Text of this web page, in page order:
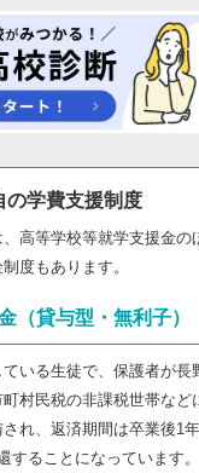
の学費支援制度
高等学校等就学支援金の
度もあります。
（貸与型・無利子）
いる生徒で、保護者が長
村民税の非課税世帯など
れ、返済期間は卒業後1
することになっています。